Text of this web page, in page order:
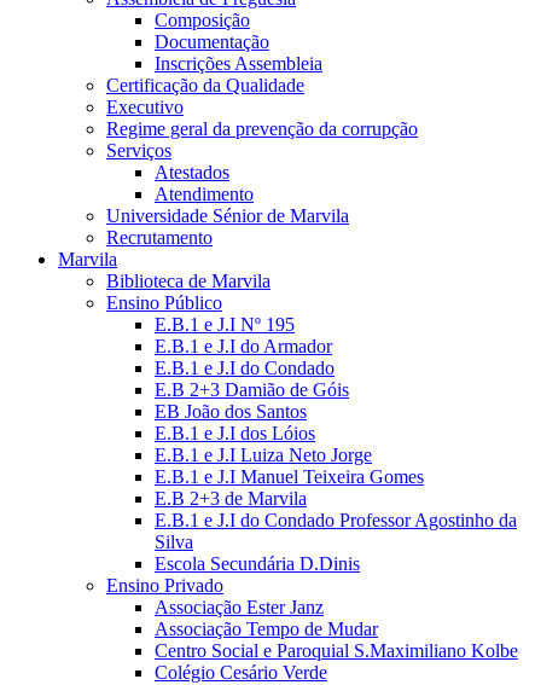
Composição
Documentação
Inscrições Assembleia
Certificação da Qualidade
Executivo
Regime geral da prevenção da corrupção
Serviços
Atestados
Atendimento
Universidade Sénior de Marvila
Recrutamento
Marvila
Biblioteca de Marvila
Ensino Público
E.B.1 e J.I Nº 195
E.B.1 e J.I do Armador
E.B.1 e J.I do Condado
E.B 2+3 Damião de Góis
EB João dos Santos
E.B.1 e J.I dos Lóios
E.B.1 e J.I Luiza Neto Jorge
E.B.1 e J.I Manuel Teixeira Gomes
E.B 2+3 de Marvila
E.B.1 e J.I do Condado Professor Agostinho da
Silva
Escola Secundária D.Dinis
Ensino Privado
Associação Ester Janz
Associação Tempo de Mudar
Centro Social e Paroquial S.Maximiliano Kolbe
Colégio Cesário Verde